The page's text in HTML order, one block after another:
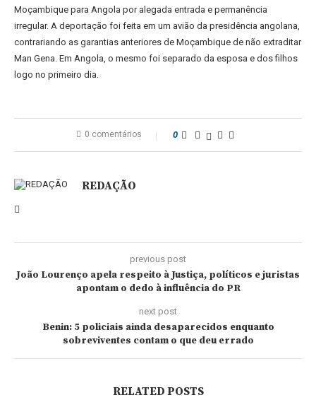
Moçambique para Angola por alegada entrada e permanência
irregular. A deportação foi feita em um avião da presidência angolana,
contrariando as garantias anteriores de Moçambique de não extraditar
Man Gena. Em Angola, o mesmo foi separado da esposa e dos filhos
logo no primeiro dia.
0 comentários 0
REDAÇÃO
previous post
João Lourenço apela respeito à Justiça, políticos e juristas
apontam o dedo à influência do PR
next post
Benin: 5 policiais ainda desaparecidos enquanto
sobreviventes contam o que deu errado
RELATED POSTS